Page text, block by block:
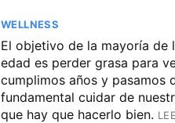
WELLNESS
El objetivo de la mayoría de
edad es perder grasa para
cumplimos años y pasamos
fundamental cuidar de
que hay que hacerlo bien.